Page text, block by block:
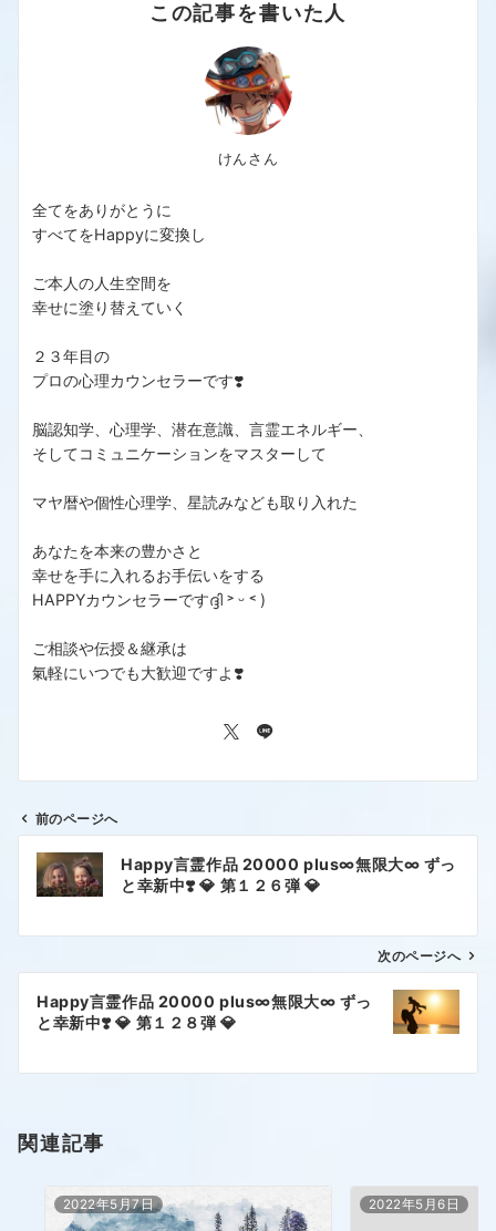
この記事を書いた人
けんさん
全てをありがとうに
すべてをHappyに変換し
ご本人の人生空間を
幸せに塗り替えていく
２３年目の
プロの心理カウンセラーです❣️
脳認知学、心理学、潜在意識、言霊エネルギー、
そしてコミュニケーションをマスターして
マヤ暦や個性心理学、星読みなども取り入れた
あなたを本来の豊かさと
幸せを手に入れるお手伝いをする
HAPPYカウンセラーですദ്ദി ˃ ᵕ ˂ )
ご相談や伝授＆継承は
氣軽にいつでも大歓迎ですよ❣️
前のページへ
Happy言霊作品 20000 plus∞無限大∞ ずっ
と幸新中❣️ 💎 第１２６弾 💎
次のページへ
Happy言霊作品 20000 plus∞無限大∞ ずっ
と幸新中❣️ 💎 第１２８弾 💎
関連記事
2022年5月7日 2022年5月6日